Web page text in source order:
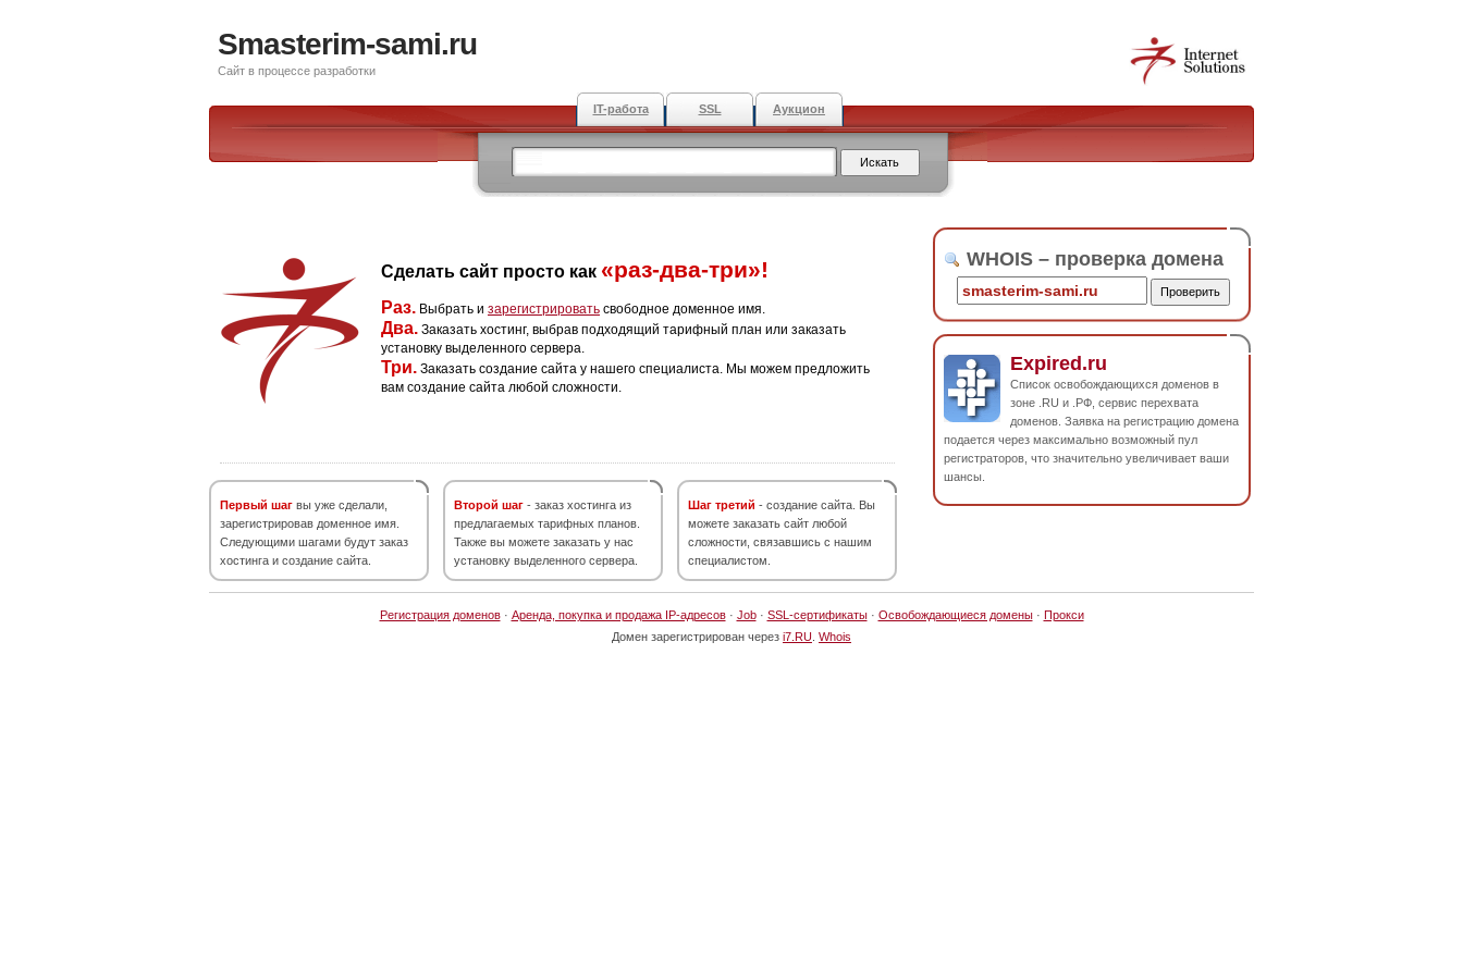
Smasterim-sami.ru
Сайт в процессе разработки
IT-работа SSL Аукцион
Сделать сайт просто как «раз-два-три»!
Раз. Выбрать и зарегистрировать свободное доменное имя.
Два. Заказать хостинг, выбрав подходящий тарифный план или заказать
установку выделенного сервера.
Три. Заказать создание сайта у нашего специалиста. Мы можем предложить
вам создание сайта любой сложности.
Первый шаг вы уже сделали,
зарегистрировав доменное имя.
Следующими шагами будут заказ
хостинга и создание сайта.
Второй шаг - заказ хостинга из
предлагаемых тарифных планов.
Также вы можете заказать у нас
установку выделенного сервера.
Шаг третий - создание сайта. Вы
можете заказать сайт любой
сложности, связавшись с нашим
специалистом.
WHOIS – проверка домена
Expired.ru
Список освобождающихся доменов в
зоне .RU и .РФ, сервис перехвата
доменов. Заявка на регистрацию домена
подается через максимально возможный пул
регистраторов, что значительно увеличивает ваши
шансы.
Регистрация доменов· Аренда, покупка и продажа IP-адресов· Job· SSL-сертификаты· Освобождающиеся домены· Прокси
Домен зарегистрирован через i7.RU Whois